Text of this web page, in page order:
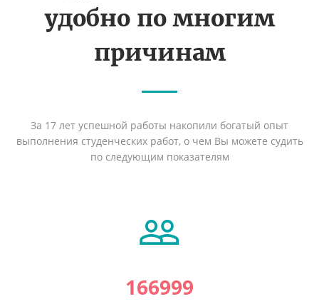
удобно по многим
причинам
За 17 лет успешной работы накопили богатый опыт
выполнения студенческих работ, о чем Вы можете судить
по следующим показателям
166999